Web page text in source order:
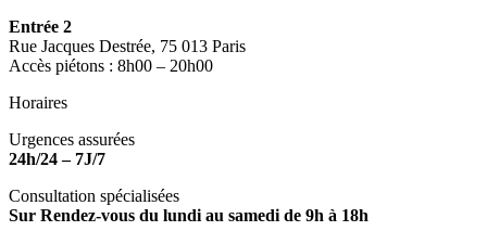
Entrée 2
Rue Jacques Destrée, 75 013 Paris
Accès piétons : 8h00 – 20h00
Horaires
Urgences assurées
24h/24 – 7J/7
Consultation spécialisées
Sur Rendez-vous du lundi au samedi de 9h à 18h